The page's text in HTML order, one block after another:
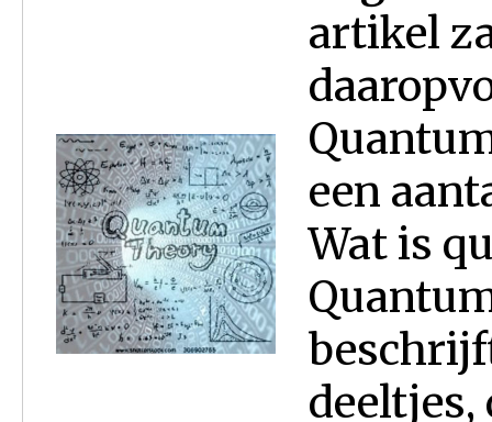
artikel
een
Wat is
deeltjes,